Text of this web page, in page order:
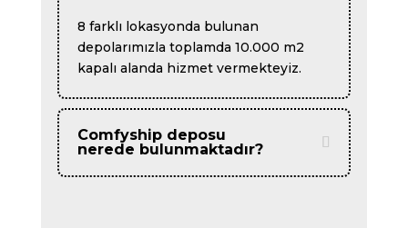
8 farklı lokasyonda bulunan
depolarımızla toplamda 10.000 m2
kapalı alanda hizmet vermekteyiz.
Comfyship deposu
nerede bulunmaktadır?